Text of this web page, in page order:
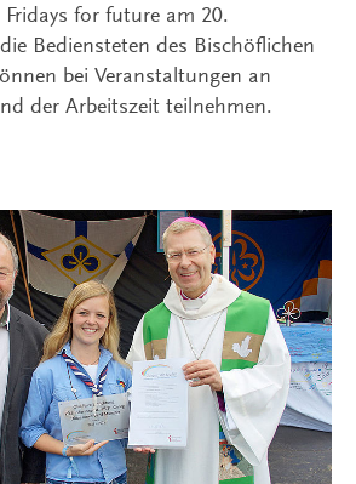
for future am 20.
Bediensteten des Bischöflichen
bei Veranstaltungen an
der Arbeitszeit teilnehmen.